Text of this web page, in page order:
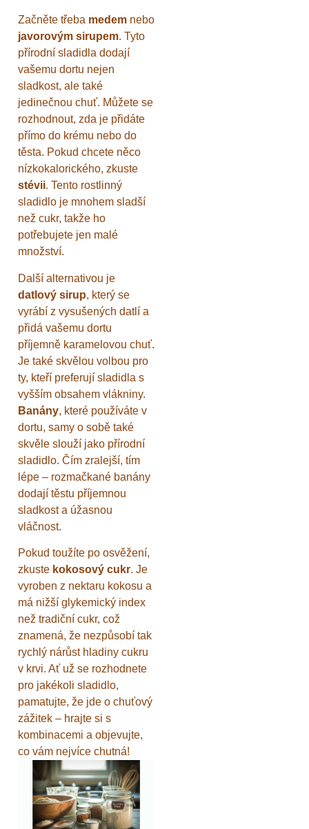
Začněte třeba medem nebo
javorovým sirupem. Tyto
přírodní sladidla dodají
vašemu dortu nejen
sladkost, ale také
jedinečnou chuť. Můžete se
rozhodnout, zda je přidáte
přímo do krému nebo do
těsta. Pokud chcete něco
nízkokalorického, zkuste
stévii. Tento rostlinný
sladidlo je mnohem sladší
než cukr, takže ho
potřebujete jen malé
množství.
Další alternativou je
datlový sirup, který se
vyrábí z vysušených datlí a
přidá vašemu dortu
příjemně karamelovou chuť.
Je také skvělou volbou pro
ty, kteří preferují sladidla s
vyšším obsahem vlákniny.
Banány, které používáte v
dortu, samy o sobě také
skvěle slouží jako přírodní
sladidlo. Čím zralejší, tím
lépe – rozmačkané banány
dodají těstu příjemnou
sladkost a úžasnou
vláčnost.
Pokud toužíte po osvěžení,
zkuste kokosový cukr. Je
vyroben z nektaru kokosu a
má nižší glykemický index
než tradiční cukr, což
znamená, že nezpůsobí tak
rychlý nárůst hladiny cukru
v krvi. Ať už se rozhodnete
pro jakékoli sladidlo,
pamatujte, že jde o chuťový
zážitek – hrajte si s
kombinacemi a objevujte,
co vám nejvíce chutná!